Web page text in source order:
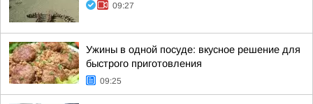
09:27
Ужины в одной посуде: вкусное решение для
быстрого приготовления
09:25